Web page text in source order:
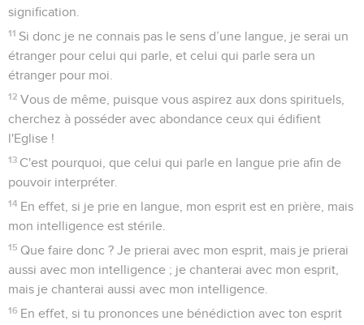
signification.
11 Si donc je ne connais pas le sens d’une langue, je serai un
étranger pour celui qui parle, et celui qui parle sera un
étranger pour moi.
12 Vous de même, puisque vous aspirez aux dons spirituels,
cherchez à posséder avec abondance ceux qui édifient
l'Eglise !
13 C'est pourquoi, que celui qui parle en langue prie afin de
pouvoir interpréter.
14 En effet, si je prie en langue, mon esprit est en prière, mais
mon intelligence est stérile.
15 Que faire donc ? Je prierai avec mon esprit, mais je prierai
aussi avec mon intelligence ; je chanterai avec mon esprit,
mais je chanterai aussi avec mon intelligence.
16 En effet, si tu prononces une bénédiction avec ton esprit